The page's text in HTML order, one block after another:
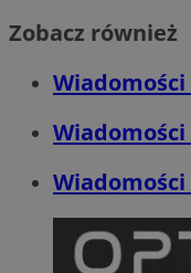
Zobacz również